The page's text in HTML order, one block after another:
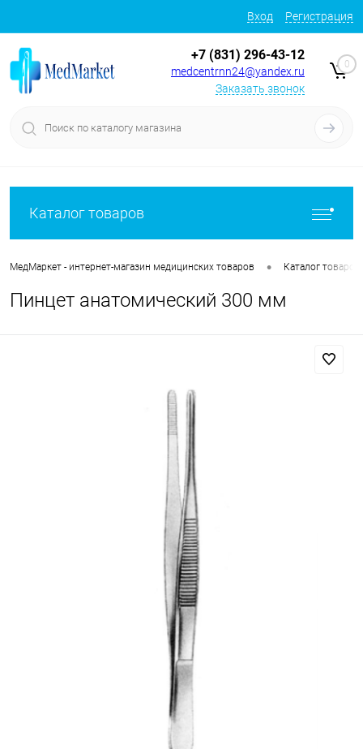
Вход Регистрация
+7 (831) 296-43-12
medcentrnn24@yandex.ru
Заказать звонок
0
Каталог товаров
МедМаркет - интернет-магазин медицинских товаров • Каталог товаров
Пинцет анатомический 300 мм